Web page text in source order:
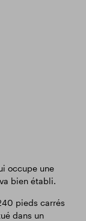
occupe une
bien établi.
pieds carrés
dans un